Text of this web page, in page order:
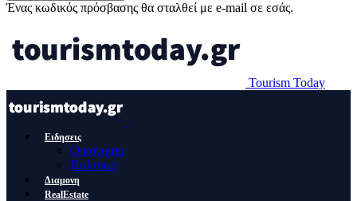
Ένας κωδικός πρόσβασης θα σταλθεί με e-mail σε εσάς.
Tourism Today
Ειδησεις
Οικονομια
Πολιτικη
Διαμονη
RealEstate